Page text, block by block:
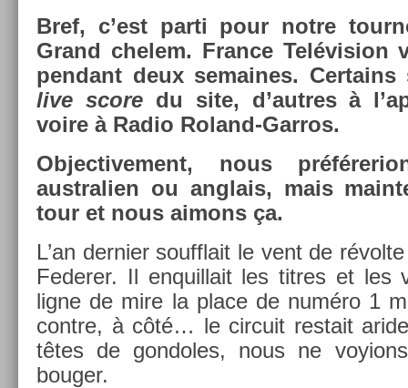
Bref, c’est parti pour notre
Grand chelem. Fran­ce Telévis­ion
pen­dant deux semaines.
live scoredu site, d’aut­res à
voire à Radio Roland-Garros.
Ob­jec­tive­ment, nous
australi­en ou an­glais, mais
tour et nous aimons ça.
L’an de­rni­er soufflait le vent de
Feder­er. Il en­quil­lait les tit­res et les
ligne de mire la place de numéro 1
con­tre, à côté… le cir­cuit re­stait
têtes de gon­doles, nous ne
boug­er.